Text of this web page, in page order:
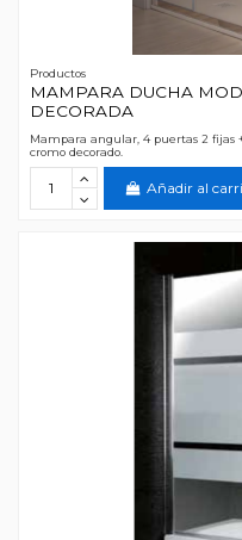
Productos
MAMPARA DUCHA
DECORADA
Mampara angular, 4 puertas 2 fijas
cromo decorado.
Añadir al